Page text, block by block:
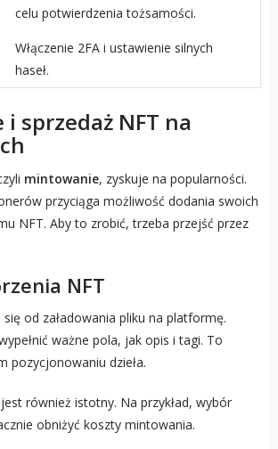
celu potwierdzenia tożsamości.
Włączenie 2FA i ustawienie silnych
haseł.
sprzedaż NFT na
mintowanie, zyskuje na popularności.
przyciąga możliwość dodania swoich
NFT. Aby to zrobić, trzeba przejść przez
NFT
od załadowania pliku na platformę.
ważne pola, jak opis i tagi. To
pozycjonowaniu dzieła.
również istotny. Na przykład, wybór
obniżyć koszty mintowania.